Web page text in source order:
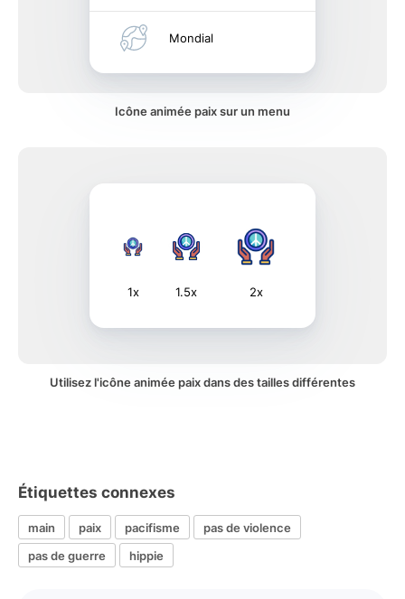
Mondial
Icône animée paix sur un menu
1x 1.5x 2x
Utilisez l'icône animée paix dans des tailles différentes
Étiquettes connexes
main paix pacifisme
pas de violence
pas de guerre
hippie